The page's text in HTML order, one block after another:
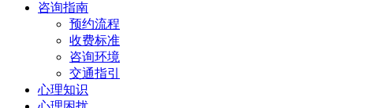
咨询指南
预约流程
收费标准
咨询环境
交通指引
心理知识